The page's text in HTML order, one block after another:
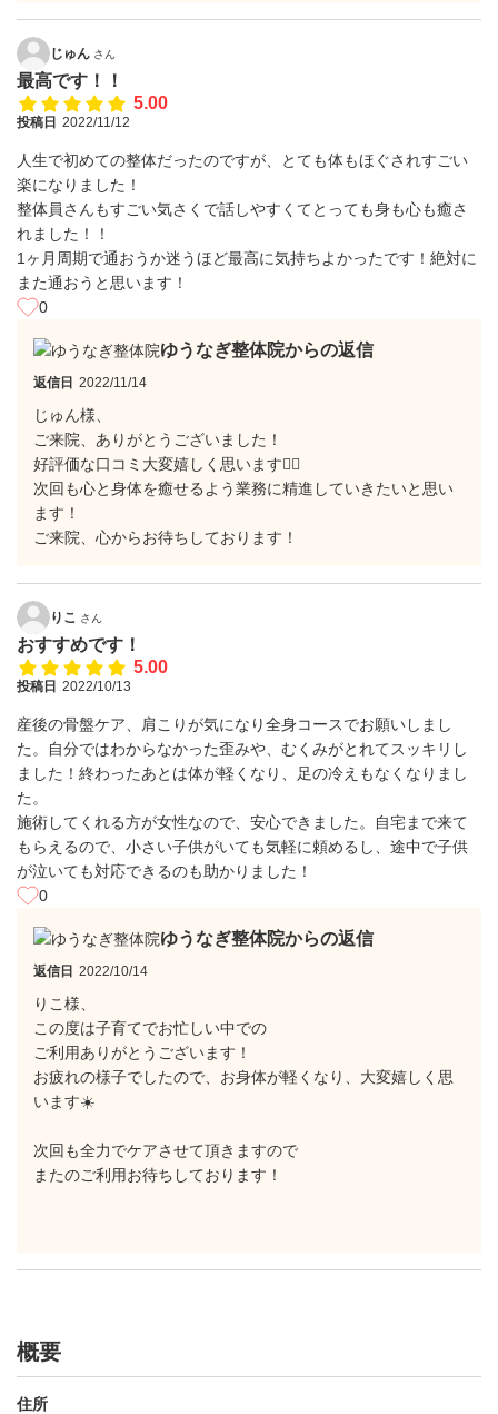
じゅん さん
最高です！！
5.00
投稿日 2022/11/12
人生で初めての整体だったのですが、とても体もほぐされすごい
楽になりました！
整体員さんもすごい気さくで話しやすくてとっても身も心も癒さ
れました！！
1ヶ月周期で通おうか迷うほど最高に気持ちよかったです！絶対に
また通おうと思います！
0
ゆうなぎ整体院からの返信
返信日 2022/11/14
じゅん様、
ご来院、ありがとうございました！
好評価な口コミ大変嬉しく思います🙇‍♂️
次回も心と身体を癒せるよう業務に精進していきたいと思い
ます！
ご来院、心からお待ちしております！
りこ さん
おすすめです！
5.00
投稿日 2022/10/13
産後の骨盤ケア、肩こりが気になり全身コースでお願いしまし
た。自分ではわからなかった歪みや、むくみがとれてスッキリし
ました！終わったあとは体が軽くなり、足の冷えもなくなりまし
た。
施術してくれる方が女性なので、安心できました。自宅まで来て
もらえるので、小さい子供がいても気軽に頼めるし、途中で子供
が泣いても対応できるのも助かりました！
0
ゆうなぎ整体院からの返信
返信日 2022/10/14
りこ様、
この度は子育てでお忙しい中での
ご利用ありがとうございます！
お疲れの様子でしたので、お身体が軽くなり、大変嬉しく思
います☀️
次回も全力でケアさせて頂きますので
またのご利用お待ちしております！
概要
住所